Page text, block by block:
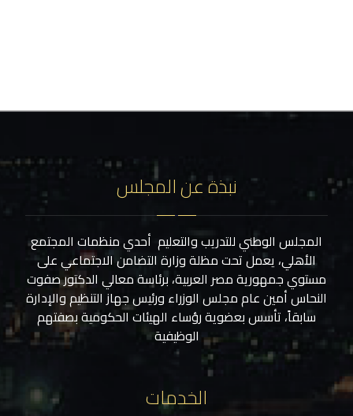
نبذة عن المجلس
المجلس الوطني للتدريب والتعليم أحدي منظمات المجتمع
الأهلي، يعمل تحت مظلة وزارة التضامن الاجتماعي على
مستوي جمهورية مصر العربية، برئاسة معالي الدكتور صفوت
النحاس أمين عام مجلس الوزراء ورئيس جهاز التنظيم والإدارة
سابقاً، تأسس بعضوية رؤساء الهيئات الحكومية بصفتهم
الوظيفية
الخدمات